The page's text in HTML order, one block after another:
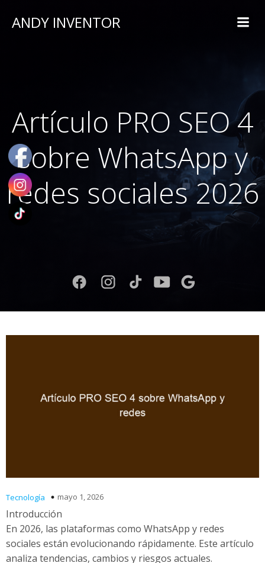
ANDY INVENTOR
Artículo PRO SEO 4
sobre WhatsApp y
redes sociales 2026
Tecnología mayo 1, 2026
Introducción
En 2026, las plataformas como WhatsApp y redes
sociales están evolucionando rápidamente. Este artículo
analiza tendencias, cambios y riesgos actuales.